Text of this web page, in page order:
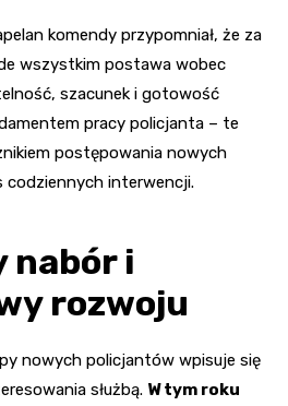
komendy przypomniał, że za
wszystkim postawa wobec
szacunek i gotowość
pracy policjanta – te
postępowania nowych
codziennych interwencji.
nabór i
rozwoju
nowych policjantów wpisuje się
służbą. W tym roku